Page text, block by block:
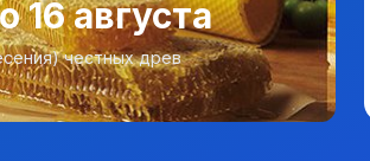
16 августа
честных древ